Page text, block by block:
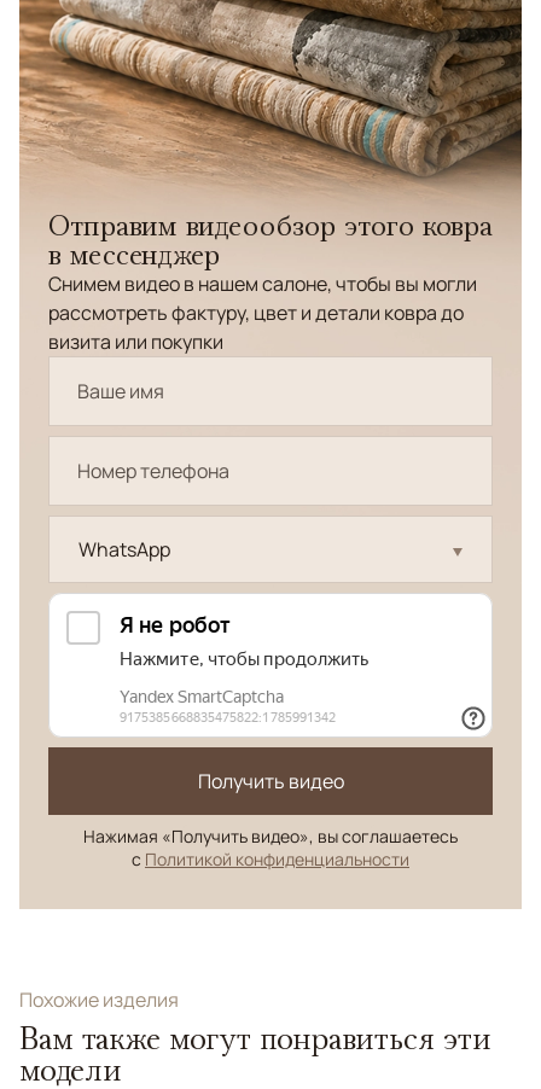
Отправим видеообзор этого ковра
в мессенджер
Снимем видео в нашем салоне, чтобы вы могли
рассмотреть фактуру, цвет и детали ковра до
визита или покупки
WhatsApp
Получить видео
Нажимая «Получить видео», вы соглашаетесь
с Политикой конфиденциальности
Похожие изделия
Вам также могут понравиться эти
модели